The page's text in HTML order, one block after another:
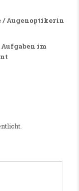
/ Augenoptikerin
im